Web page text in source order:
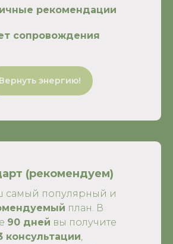
рекомендации
сопровождения
Вернуть энергию!
(рекомендуем)
самый популярный и
план. В
90 дней вы получите
консультации,